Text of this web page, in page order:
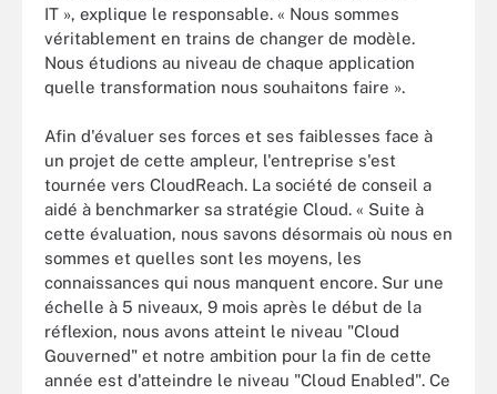
IT », explique le responsable. « Nous sommes
véritablement en trains de changer de modèle.
Nous étudions au niveau de chaque application
quelle transformation nous souhaitons faire ».
Afin d'évaluer ses forces et ses faiblesses face à
un projet de cette ampleur, l'entreprise s'est
tournée vers CloudReach. La société de conseil a
aidé à benchmarker sa stratégie Cloud. « Suite à
cette évaluation, nous savons désormais où nous en
sommes et quelles sont les moyens, les
connaissances qui nous manquent encore. Sur une
échelle à 5 niveaux, 9 mois après le début de la
réflexion, nous avons atteint le niveau "Cloud
Gouverned" et notre ambition pour la fin de cette
année est d'atteindre le niveau "Cloud Enabled". Ce